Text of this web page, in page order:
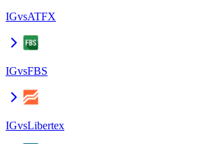
IGvsATFX
IGvsFBS
IGvsLibertex